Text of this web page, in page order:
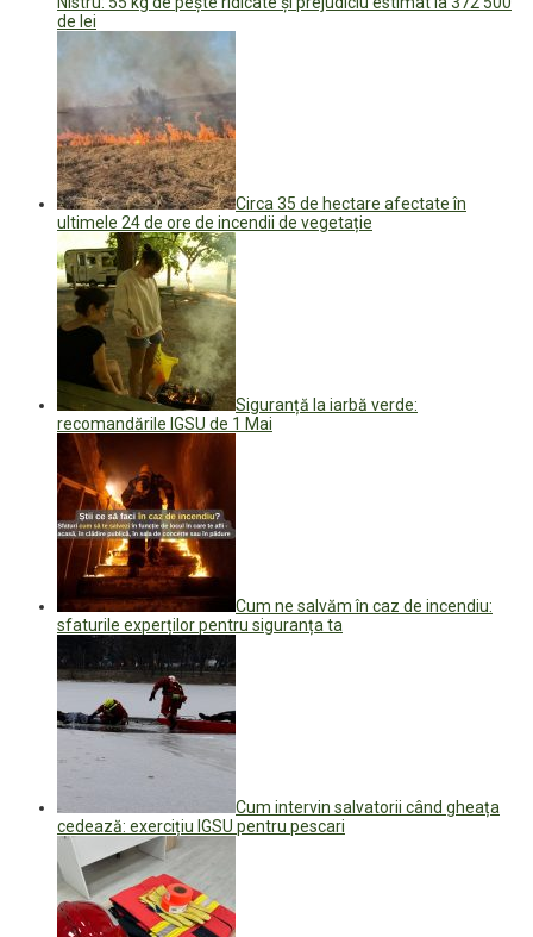
de lei
Circa 35 de hectare afectate în
ultimele 24 de ore de incendii de vegetație
Siguranță la iarbă verde:
recomandările IGSU de 1 Mai
Cum ne salvăm în caz de incendiu:
sfaturile experților pentru siguranța ta
Cum intervin salvatorii când gheața
cedează: exercițiu IGSU pentru pescari